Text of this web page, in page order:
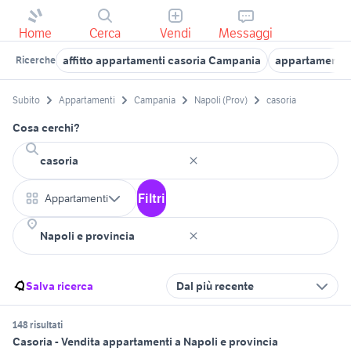
Home Cerca Vendi Messaggi
Ricerche affitto appartamenti casoria Campania appartamenti
Subito Appartamenti Campania Napoli (Prov) casoria
Cosa cerchi?
Appartamenti Filtri
Salva ricerca Dal più recente
148 risultati
Casoria - Vendita appartamenti a Napoli e provincia